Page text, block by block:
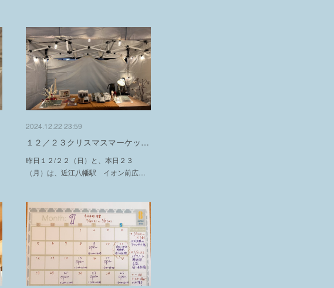
2024.12.22 23:59
１２／２３クリスマスマーケッ…
昨日１２/２２（日）と、本日２３
（月）は、近江八幡駅 イオン前広…